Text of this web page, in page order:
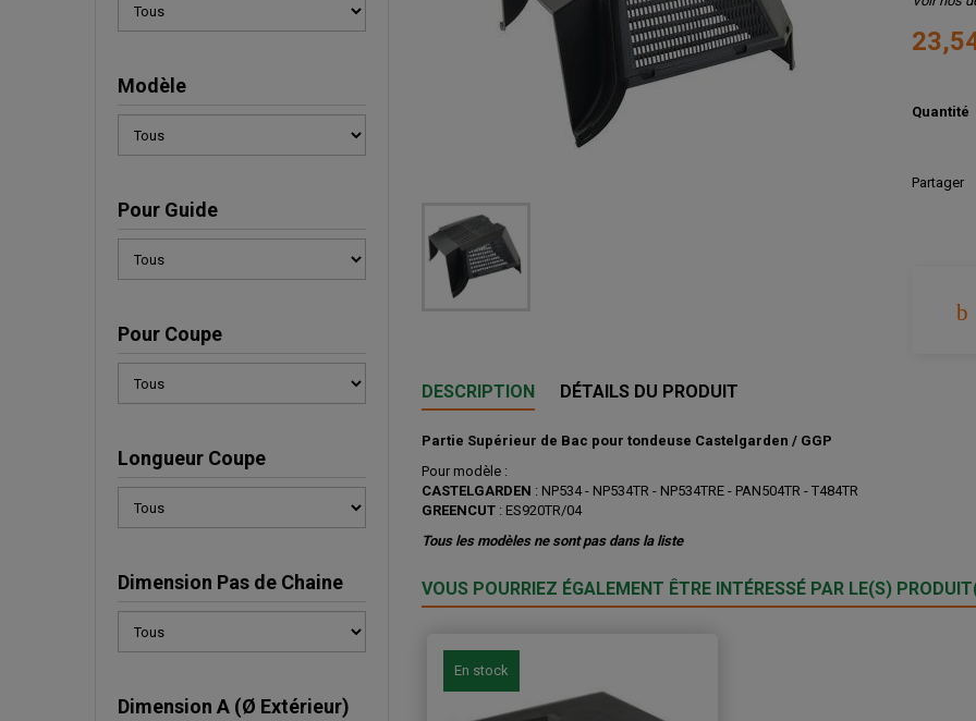
Modèle
Pour Guide
Pour Coupe
Longueur Coupe
Dimension Pas de Chaine
Dimension A (Ø Extérieur)
Quantité
Partager
DESCRIPTION DÉTAILS DU PRODUIT
Partie Supérieur de Bac pour tondeuse Castelgarden / GGP
Pour modèle :
CASTELGARDEN : NP534 - NP534TR - NP534TRE - PAN504TR - T484TR
GREENCUT : ES920TR/04
Tous les modèles ne sont pas dans la liste
VOUS POURRIEZ ÉGALEMENT ÊTRE INTÉRESSÉ PAR LE(S)
En stock